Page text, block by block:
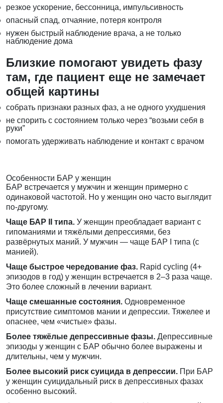
резкое ускорение, бессонница, импульсивность
опасный спад, отчаяние, потеря контроля
нужен быстрый наблюдение врача, а не только
наблюдение дома
Близкие помогают увидеть фазу
там, где пациент еще не замечает
общей картины
собрать признаки разных фаз, а не одного ухудшения
не спорить с состоянием только через “возьми себя в
руки”
помогать удерживать наблюдение и контакт с врачом
Особенности БАР у женщин
БАР встречается у мужчин и женщин примерно с
одинаковой частотой. Но у женщин оно часто выглядит
по-другому.
Чаще БАР II типа. У женщин преобладает вариант с
гипоманиями и тяжёлыми депрессиями, без
развёрнутых маний. У мужчин — чаще БАР I типа (с
манией).
Чаще быстрое чередование фаз. Rapid cycling (4+
эпизодов в год) у женщин встречается в 2–3 раза чаще.
Это более сложный в лечении вариант.
Чаще смешанные состояния. Одновременное
присутствие симптомов мании и депрессии. Тяжелее и
опаснее, чем «чистые» фазы.
Более тяжёлые депрессивные фазы. Депрессивные
эпизоды у женщин с БАР обычно более выражены и
длительны, чем у мужчин.
Более высокий риск суицида в депрессии. При БАР
у женщин суицидальный риск в депрессивных фазах
особенно высокий.